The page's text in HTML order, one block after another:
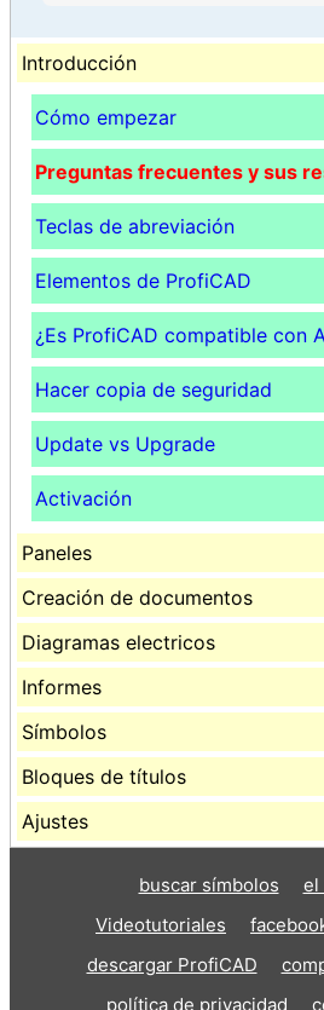
Introducción
Cómo empezar
Preguntas frecuentes y sus
Teclas de abreviación
Elementos de ProfiCAD
¿Es ProfiCAD compatible con
Hacer copia de seguridad
Update vs Upgrade
Activación
Paneles
Creación de documentos
Diagramas electricos
Informes
Símbolos
Bloques de títulos
Ajustes
buscar símbolos
el
Videotutoriales
descargar ProfiCAD
política de privacidad